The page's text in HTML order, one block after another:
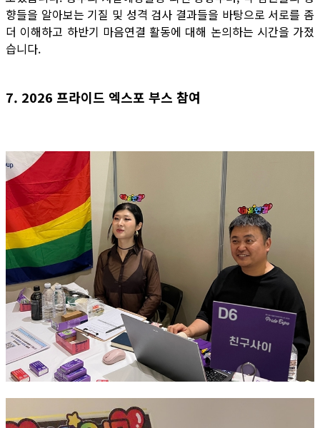
향들을 알아보는 기질 및 성격 검사 결과들을 바탕으로 서로를 좀
더 이해하고 하반기 마음연결 활동에 대해 논의하는 시간을 가졌
습니다.
7. 2026 프라이드 엑스포 부스 참여